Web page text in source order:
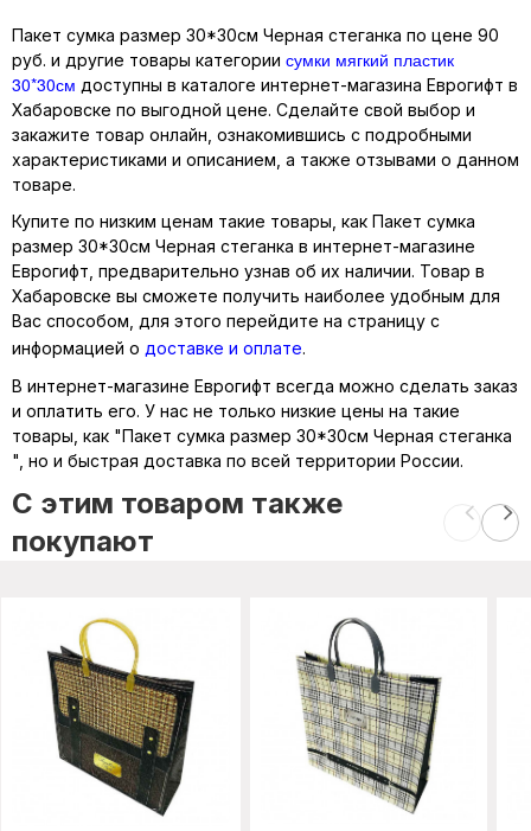
Пакет сумка размер 30*30см Черная стеганка по цене 90
руб. и другие товары категории сумки мягкий пластик
30*30см доступны в каталоге интернет-магазина Еврогифт в
Хабаровске по выгодной цене. Сделайте свой выбор и
закажите товар онлайн, ознакомившись с подробными
характеристиками и описанием, а также отзывами о данном
товаре.
Купите по низким ценам такие товары, как Пакет сумка
размер 30*30см Черная стеганка в интернет-магазине
Еврогифт, предварительно узнав об их наличии. Товар в
Хабаровске вы сможете получить наиболее удобным для
Вас способом, для этого перейдите на страницу с
информацией о доставке и оплате.
В интернет-магазине Еврогифт всегда можно сделать заказ
и оплатить его. У нас не только низкие цены на такие
товары, как "Пакет сумка размер 30*30см Черная стеганка
", но и быстрая доставка по всей территории России.
C этим товаром также
покупают